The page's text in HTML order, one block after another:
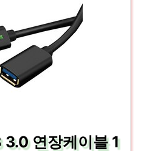
3.0 연장케이블 1